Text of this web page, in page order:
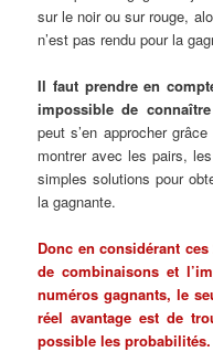
sur le noir ou sur rouge,
n’est pas rendu pour la
Il faut prendre en
impossible de
peut s’en approcher
montrer avec les pairs,
simples solutions pour
la gagnante.
Donc en considérant
de combinaisons et
numéros gagnants, le
réel avantage est de
possible les probabilités.